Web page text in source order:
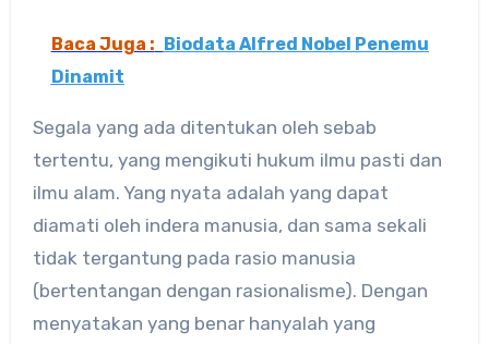
Baca Juga :
Biodata Alfred Nobel Penemu
Dinamit
Segala yang ada ditentukan oleh sebab
tertentu, yang mengikuti hukum ilmu pasti dan
ilmu alam. Yang nyata adalah yang dapat
diamati oleh indera manusia, dan sama sekali
tidak tergantung pada rasio manusia
(bertentangan dengan rasionalisme). Dengan
menyatakan yang benar hanyalah yang